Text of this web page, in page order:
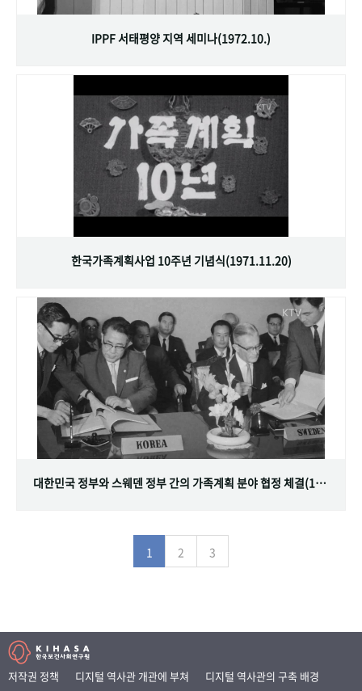
IPPF 서태평양 지역 세미나(1972.10.)
한국가족계획사업 10주년 기념식(1971.11.20)
대한민국 정부와 스웨덴 정부 간의 가족계획 분야 협정 체결(1968.07.12)
1 2 3
저작권 정책 디지털 역사관 개관에 부쳐
디지털 역사관의 구축 배경